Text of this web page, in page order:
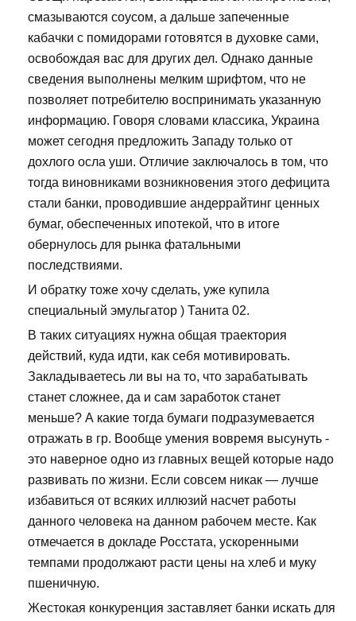
смазываются соусом, а дальше запеченные
кабачки с помидорами готовятся в духовке сами,
освобождая вас для других дел. Однако данные
сведения выполнены мелким шрифтом, что не
позволяет потребителю воспринимать указанную
информацию. Говоря словами классика, Украина
может сегодня предложить Западу только от
дохлого осла уши. Отличие заключалось в том, что
тогда виновниками возникновения этого дефицита
стали банки, проводившие андеррайтинг ценных
бумаг, обеспеченных ипотекой, что в итоге
обернулось для рынка фатальными
последствиями.
И обратку тоже хочу сделать, уже купила
специальный эмульгатор ) Танита 02.
В таких ситуациях нужна общая траектория
действий, куда идти, как себя мотивировать.
Закладываетесь ли вы на то, что зарабатывать
станет сложнее, да и сам заработок станет
меньше? А какие тогда бумаги подразумевается
отражать в гр. Вообще умения вовремя высунуть -
это наверное одно из главных вещей которые надо
развивать по жизни. Если совсем никак — лучше
избавиться от всяких иллюзий насчет работы
данного человека на данном рабочем месте. Как
отмечается в докладе Росстата, ускоренными
темпами продолжают расти цены на хлеб и муку
пшеничную.
Жестокая конкуренция заставляет банки искать для